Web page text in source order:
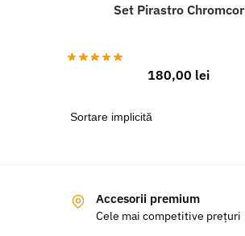
Set Pirastro Chromcor
180,00 lei
Accesorii premium
Cele mai competitive prețuri